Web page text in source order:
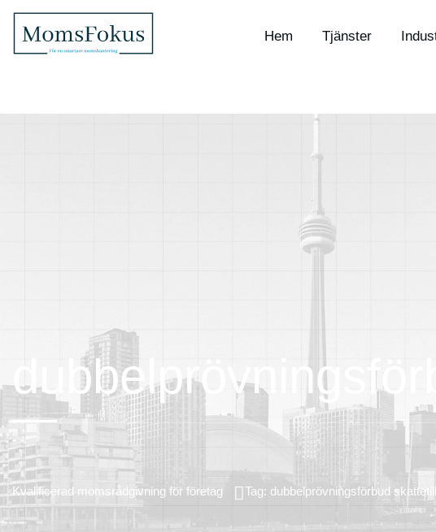
Hem Tjänster
Kvalificerad momsrådgivning för företag Tag: dubbelprövningsförbud